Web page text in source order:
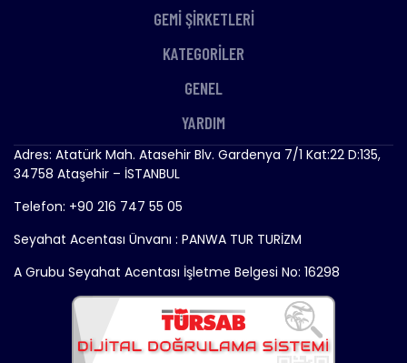
GEMİ ŞİRKETLERİ
KATEGORİLER
GENEL
YARDIM
Adres: Atatürk Mah. Atasehir Blv. Gardenya 7/1 Kat:22 D:135,
34758 Ataşehir – İSTANBUL
Telefon: +90 216 747 55 05
Seyahat Acentası Ünvanı : PANWA TUR TURİZM
A Grubu Seyahat Acentası İşletme Belgesi No: 16298